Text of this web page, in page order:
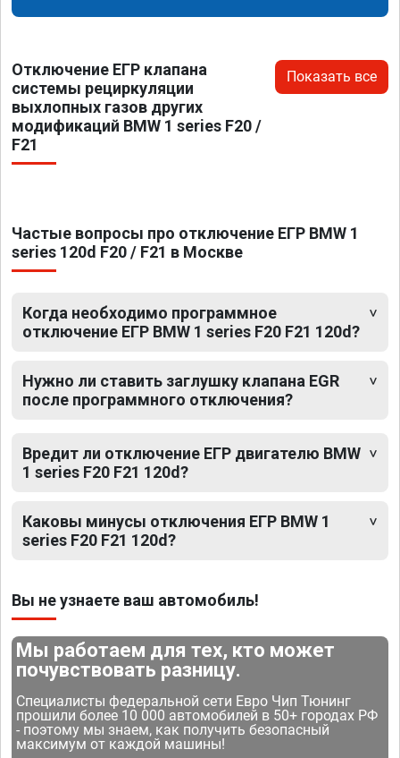
Отключение ЕГР клапана
системы рециркуляции
выхлопных газов других
модификаций BMW 1 series F20 /
F21
Показать все
Частые вопросы про отключение ЕГР BMW 1
series 120d F20 / F21 в Москве
Когда необходимо программное
отключение ЕГР BMW 1 series F20 F21 120d?
Нужно ли ставить заглушку клапана EGR
после программного отключения?
Вредит ли отключение ЕГР двигателю BMW
1 series F20 F21 120d?
Каковы минусы отключения ЕГР BMW 1
series F20 F21 120d?
Вы не узнаете ваш автомобиль!
Мы работаем для тех, кто может
почувствовать разницу.
Специалисты федеральной сети Евро Чип Тюнинг
прошили более 10 000 автомобилей в 50+ городах РФ
- поэтому мы знаем, как получить безопасный
максимум от каждой машины!